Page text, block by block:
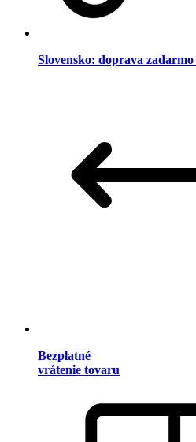
Slovensko: doprava zadarmo
Bezplatné
vrátenie tovaru